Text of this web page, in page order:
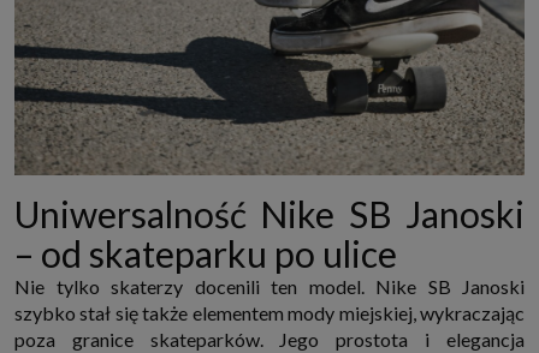
Uniwersalność Nike SB Janoski
– od skateparku po ulice
Nie tylko skaterzy docenili ten model. Nike SB Janoski
szybko stał się także elementem mody miejskiej, wykraczając
poza granice skateparków. Jego prostota i elegancja